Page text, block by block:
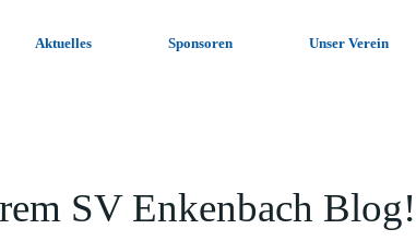
Aktuelles Sponsoren Unser Verein
SV Enkenbach Blog!